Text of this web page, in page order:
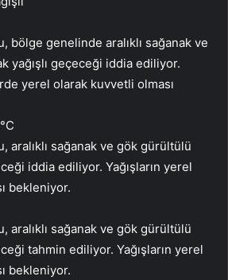
bölge genelinde aralıklı sağanak ve
yağışlı geçeceği iddia ediliyor.
yerel olarak kuvvetli olması
aralıklı sağanak ve gök gürültülü
iddia ediliyor. Yağışların yerel
bekleniyor.
aralıklı sağanak ve gök gürültülü
tahmin ediliyor. Yağışların yerel
bekleniyor.